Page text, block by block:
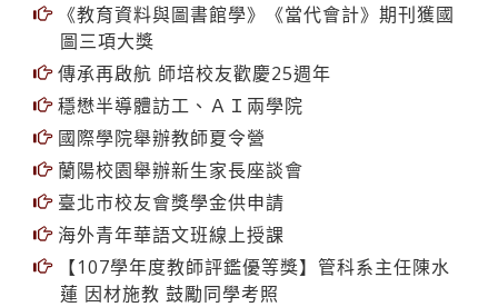
《教育資料與圖書館學》《當代會計》期刊獲國
圖三項大獎
傳承再啟航 師培校友歡慶25週年
穩懋半導體訪工、ＡＩ兩學院
國際學院舉辦教師夏令營
蘭陽校園舉辦新生家長座談會
臺北市校友會獎學金供申請
海外青年華語文班線上授課
【107學年度教師評鑑優等獎】管科系主任陳水
蓮 因材施教 鼓勵同學考照